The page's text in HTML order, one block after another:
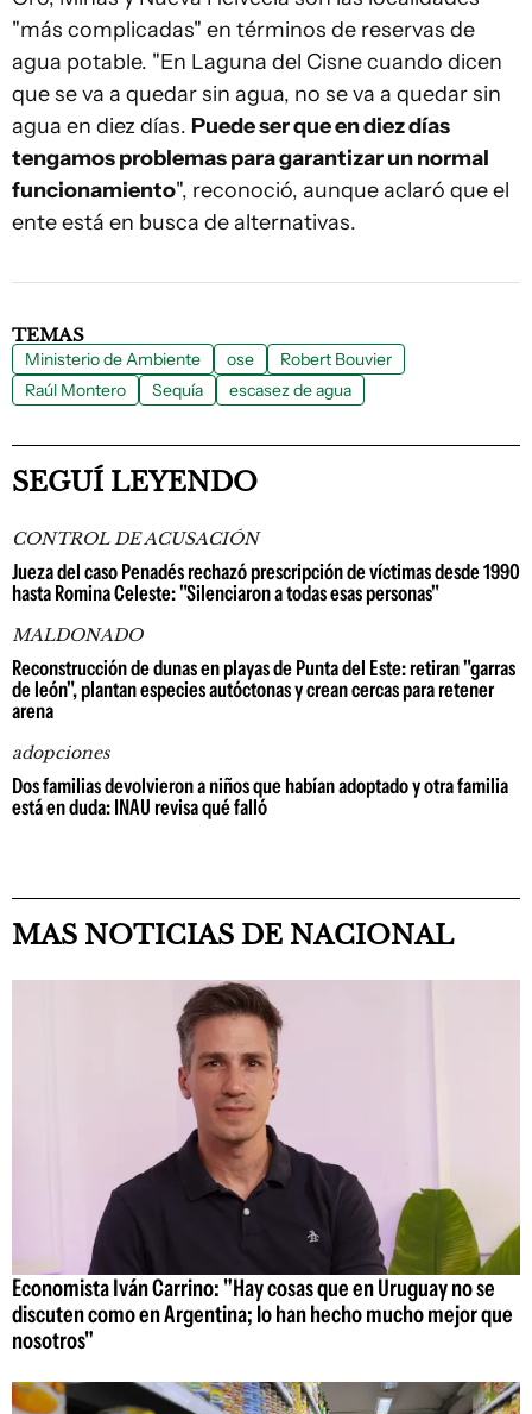
"más complicadas" en términos de reservas de
agua potable. "En Laguna del Cisne cuando dicen
que se va a quedar sin agua, no se va a quedar sin
agua en diez días. Puede ser que en diez días
tengamos problemas para garantizar un normal
funcionamiento", reconoció, aunque aclaró que el
ente está en busca de alternativas.
TEMAS
Ministerio de Ambiente ose
Robert Bouvier
Raúl Montero
Sequía escasez de agua
SEGUÍ LEYENDO
CONTROL DE ACUSACIÓN
Jueza del caso Penadés rechazó prescripción de víctimas desde 1990
hasta Romina Celeste: "Silenciaron a todas esas personas"
MALDONADO
Reconstrucción de dunas en playas de Punta del Este: retiran "garras
de león", plantan especies autóctonas y crean cercas para retener
arena
adopciones
Dos familias devolvieron a niños que habían adoptado y otra familia
está en duda: INAU revisa qué falló
MAS NOTICIAS DE NACIONAL
Economista Iván Carrino: "Hay cosas que en Uruguay no se
discuten como en Argentina; lo han hecho mucho mejor que
nosotros"